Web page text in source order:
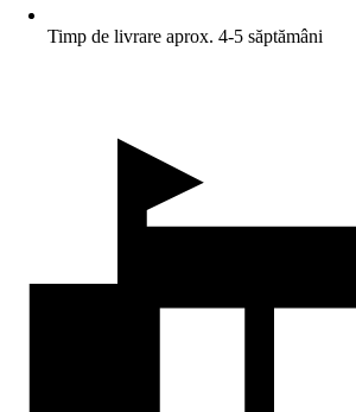
Timp de livrare aprox. 4-5 săptămâni